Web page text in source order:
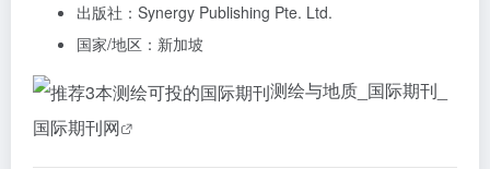
出版社：Synergy Publishing Pte. Ltd.
国家/地区：新加坡
测绘与地质_国际期刊_
国际期刊网